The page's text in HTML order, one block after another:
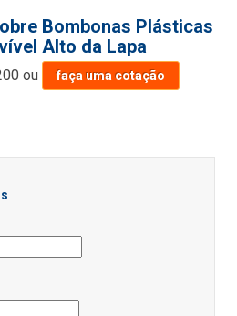
Bombonas Plásticas
Alto da Lapa
ou faça uma cotação